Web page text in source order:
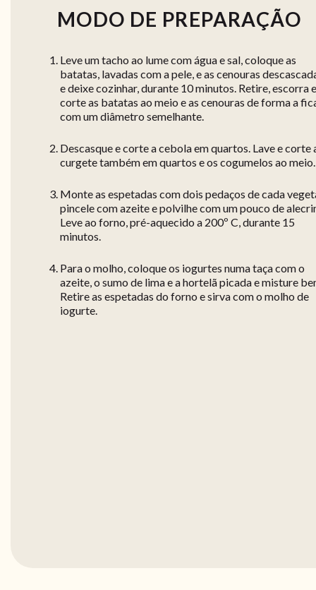
MODO DE PREPARAÇÃO
Leve um tacho ao lume com água e sal, coloque as
batatas, lavadas com a pele, e as cenouras
e deixe cozinhar, durante 10 minutos. Retire, escorra e
corte as batatas ao meio e as cenouras de forma a
com um diâmetro semelhante.
Descasque e corte a cebola em quartos. Lave e corte
curgete também em quartos e os cogumelos ao meio.
Monte as espetadas com dois pedaços de cada
pincele com azeite e polvilhe com um pouco de
Leve ao forno, pré-aquecido a 200º C, durante 15
minutos.
Para o molho, coloque os iogurtes numa taça com o
azeite, o sumo de lima e a hortelã picada e misture
Retire as espetadas do forno e sirva com o molho de
iogurte.